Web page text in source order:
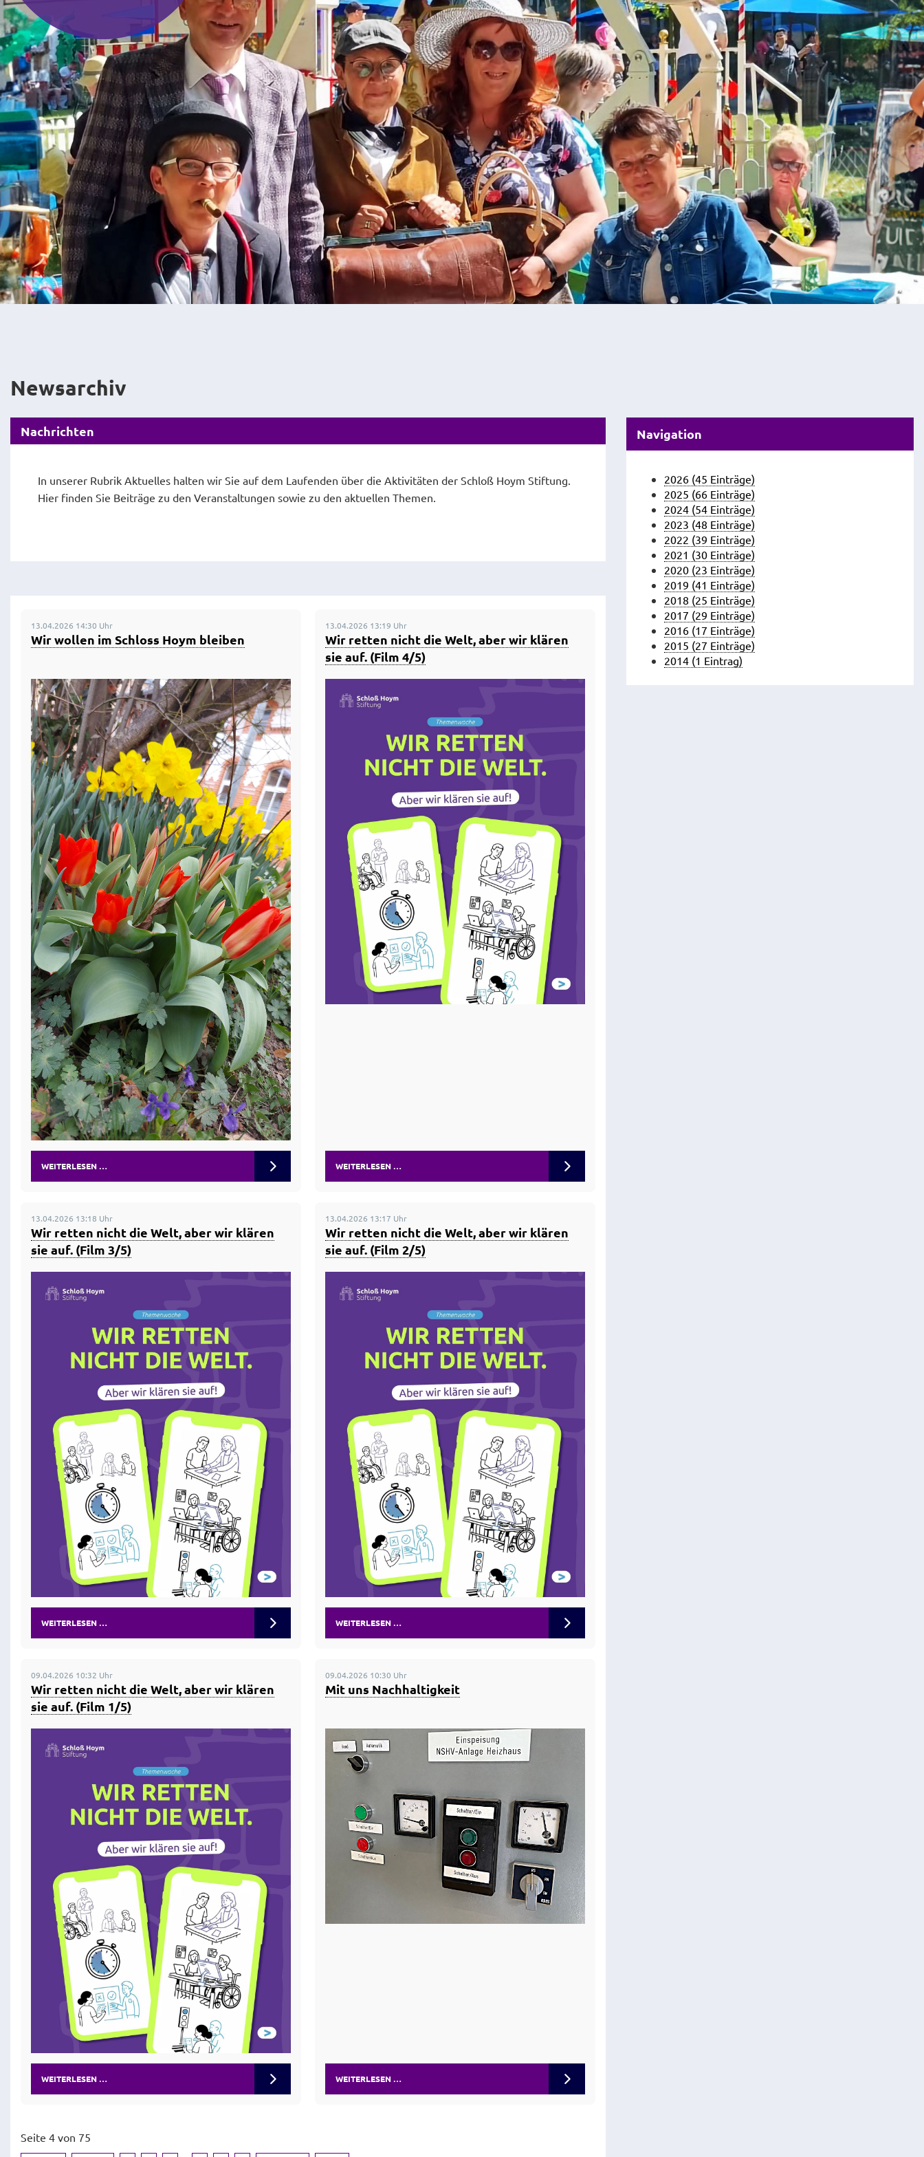
Newsarchiv
Nachrichten
In unserer Rubrik Aktuelles halten wir Sie auf dem Laufenden über die Aktivitäten der Schloß Hoym Stiftung.
Hier finden Sie Beiträge zu den Veranstaltungen sowie zu den aktuellen Themen.
13.04.2026 14:30 Uhr
Wir wollen im Schloss Hoym bleiben
WEITERLESEN …
13.04.2026 13:19 Uhr
Wir retten nicht die Welt, aber wir klären
sie auf. (Film 4/5)
WEITERLESEN …
13.04.2026 13:18 Uhr
Wir retten nicht die Welt, aber wir klären
sie auf. (Film 3/5)
WEITERLESEN …
13.04.2026 13:17 Uhr
Wir retten nicht die Welt, aber wir klären
sie auf. (Film 2/5)
WEITERLESEN …
09.04.2026 10:32 Uhr
Wir retten nicht die Welt, aber wir klären
sie auf. (Film 1/5)
WEITERLESEN …
09.04.2026 10:30 Uhr
Mit uns Nachhaltigkeit
WEITERLESEN …
Seite 4 von 75
Navigation
2026 (45 Einträge)
2025 (66 Einträge)
2024 (54 Einträge)
2023 (48 Einträge)
2022 (39 Einträge)
2021 (30 Einträge)
2020 (23 Einträge)
2019 (41 Einträge)
2018 (25 Einträge)
2017 (29 Einträge)
2016 (17 Einträge)
2015 (27 Einträge)
2014 (1 Eintrag)